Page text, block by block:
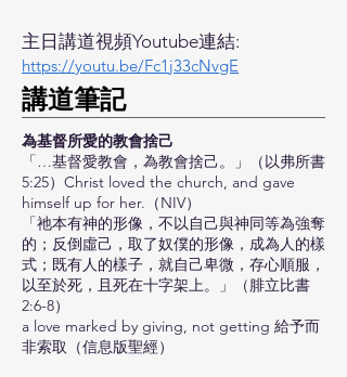
主日講道視頻Youtube連結:
https://youtu.be/Fc1j33cNvgE
​講道筆記
為基督所愛的教會捨己
「…基督愛教會，為教會捨己。」（以弗所書
5:25）Christ loved the church, and gave
himself up for her.（NIV）
「祂本有神的形像，不以自己與神同等為強奪
的；反倒虛己，取了奴僕的形像，成為人的樣
式；既有人的樣子，就自己卑微，存心順服，
以至於死，且死在十字架上。」（腓立比書
2:6-8）
a love marked by giving, not getting 給予而
非索取（信息版聖經）